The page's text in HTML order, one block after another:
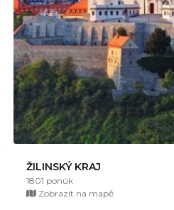
ŽILINSKÝ KRAJ
1801 ponúk
Zobrazit na mapě